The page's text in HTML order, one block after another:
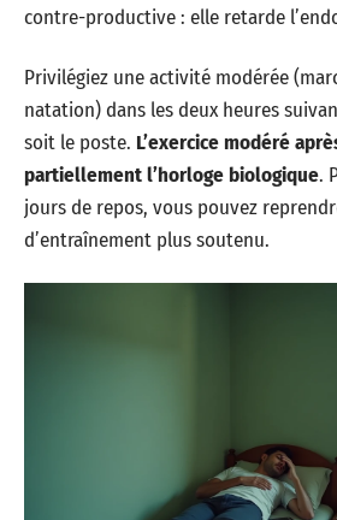
contre-productive : elle retarde
Privilégiez une activité modérée
natation) dans les deux heures
soit le poste. L’exercice modéré
partiellement l’horloge biologique.
jours de repos, vous pouvez
d’entraînement plus soutenu.